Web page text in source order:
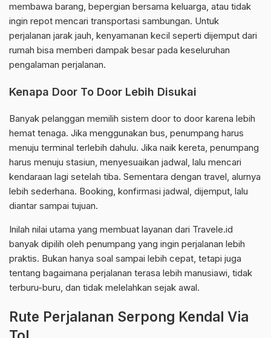
membawa barang, bepergian bersama keluarga, atau tidak
ingin repot mencari transportasi sambungan. Untuk
perjalanan jarak jauh, kenyamanan kecil seperti dijemput dari
rumah bisa memberi dampak besar pada keseluruhan
pengalaman perjalanan.
Kenapa Door To Door Lebih Disukai
Banyak pelanggan memilih sistem door to door karena lebih
hemat tenaga. Jika menggunakan bus, penumpang harus
menuju terminal terlebih dahulu. Jika naik kereta, penumpang
harus menuju stasiun, menyesuaikan jadwal, lalu mencari
kendaraan lagi setelah tiba. Sementara dengan travel, alurnya
lebih sederhana. Booking, konfirmasi jadwal, dijemput, lalu
diantar sampai tujuan.
Inilah nilai utama yang membuat layanan dari Travele.id
banyak dipilih oleh penumpang yang ingin perjalanan lebih
praktis. Bukan hanya soal sampai lebih cepat, tetapi juga
tentang bagaimana perjalanan terasa lebih manusiawi, tidak
terburu-buru, dan tidak melelahkan sejak awal.
Rute Perjalanan Serpong Kendal Via